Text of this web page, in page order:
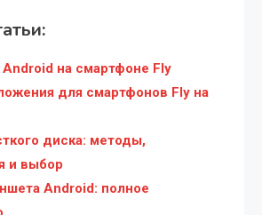
на смартфоне Fly
для смартфонов Fly на
диска: методы,
и выбор
Android: полное